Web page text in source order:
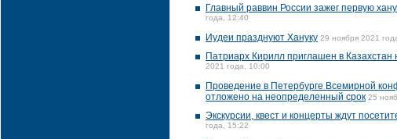
Главный раввин России зажег первую
года, 12:40
Иудеи празднуют Хануку 29 ноября 2021
Патриарх Кирилл приглашен в
2021 года, 10:00
Проведение в Петербурге Всемирной
отложено на неопределенный срок 25
Экскурсии, квест и концерты ждут
года, 15:22